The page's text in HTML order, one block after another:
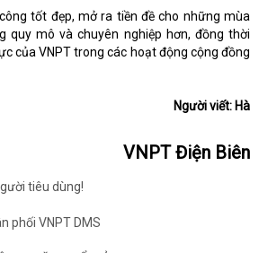
tốt đẹp, mở ra tiền đề cho những mùa
quy mô và chuyên nghiệp hơn, đồng thời
của VNPT trong các hoạt động cộng đồng
viết: Hà
VNPT Điện Biên
tiêu dùng!
phối VNPT DMS